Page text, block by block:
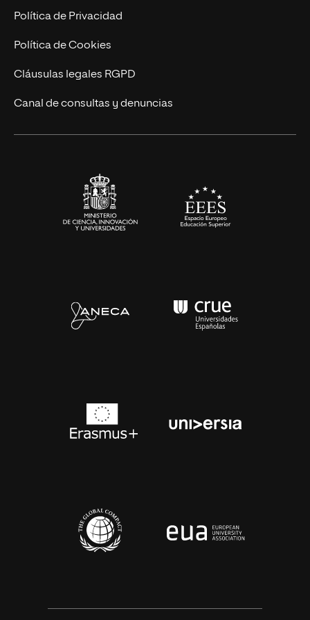
Postgrados
Cursos Universitarios
Trabaja en UNIR
Actualidad
UNIR Revista
Eventos
Política de Privacidad
Política de Cookies
Cláusulas legales RGPD
Canal de consultas y denuncias